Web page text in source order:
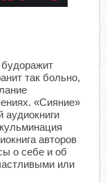
так больно,
«Сияние»
аудиокниги
авторов
о себе и об
или